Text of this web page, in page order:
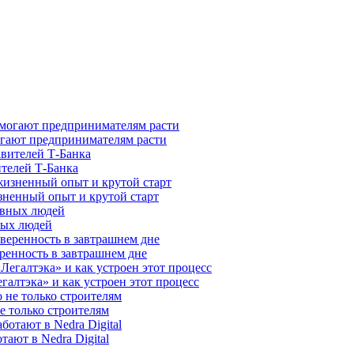
предпринимателям расти
Т-Банка
опыт и крутой старт
людей
в завтрашнем дне
и как устроен этот процесс
строителям
в Nedra Digital